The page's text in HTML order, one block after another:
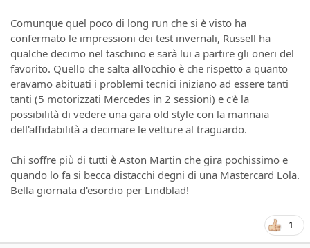
Comunque quel poco di long run che si è visto ha
confermato le impressioni dei test invernali, Russell ha
qualche decimo nel taschino e sarà lui a partire gli oneri del
favorito. Quello che salta all'occhio è che rispetto a quanto
eravamo abituati i problemi tecnici iniziano ad essere tanti
tanti (5 motorizzati Mercedes in 2 sessioni) e c'è la
possibilità di vedere una gara old style con la mannaia
dell'affidabilità a decimare le vetture al traguardo.
Chi soffre più di tutti è Aston Martin che gira pochissimo e
quando lo fa si becca distacchi degni di una Mastercard Lola.
Bella giornata d'esordio per Lindblad!
1